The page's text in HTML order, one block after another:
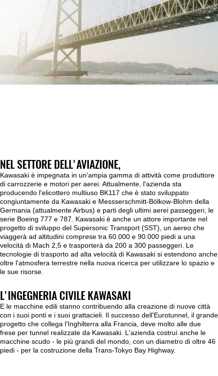
NEL SETTORE DELL'AVIAZIONE,
Kawasaki è impegnata in un'ampia gamma di attività come produttore
di carrozzerie e motori per aerei. Attualmente, l'azienda sta
producendo l'elicottero multiuso BK117 che è stato sviluppato
congiuntamente da Kawasaki e Messserschmitt-Bölkow-Blohm della
Germania (attualmente Airbus) e parti degli ultimi aerei passeggeri, le
serie Boeing 777 e 787. Kawasaki è anche un attore importante nel
progetto di sviluppo del Supersonic Transport (SST), un aereo che
viaggerà ad altitudini comprese tra 60.000 e 90.000 piedi a una
velocità di Mach 2,5 e trasporterà da 200 a 300 passeggeri. Le
tecnologie di trasporto ad alta velocità di Kawasaki si estendono anche
oltre l'atmosfera terrestre nella nuova ricerca per utilizzare lo spazio e
le sue risorse.
L'INGEGNERIA CIVILE KAWASAKI
E le macchine edili stanno contribuendo alla creazione di nuove città
con i suoi ponti e i suoi grattacieli. Il successo dell'Eurotunnel, il grande
progetto che collega l'Inghilterra alla Francia, deve molto alle due
frese per tunnel realizzate da Kawasaki. L'azienda costruì anche le
macchine scudo - le più grandi del mondo, con un diametro di oltre 46
piedi - per la costruzione della Trans-Tokyo Bay Highway.